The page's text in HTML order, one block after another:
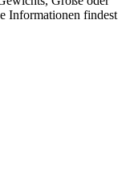
Informationen findest